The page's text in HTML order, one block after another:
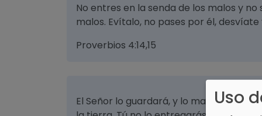
No entres en la senda de los malos y no
malos. Evítalo, no pases por él,
Proverbios 4:14,15
El Señor lo guardará, y lo mantendrá
Uso